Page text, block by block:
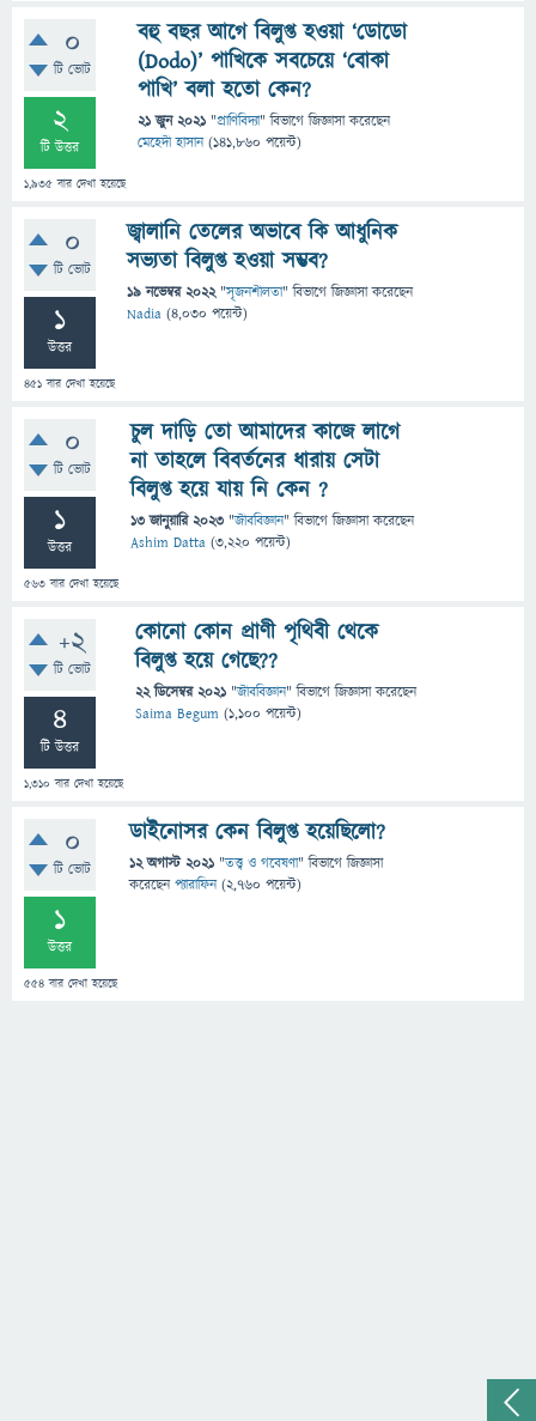
0
টি ভোট
2
টি উত্তর
1,935 বার দেখা হয়েছে
বহু বছর আগে বিলুপ্ত হওয়া ‘ডোডো
(Dodo)’ পাখিকে সবচেয়ে ‘বোকা
পাখি’ বলা হতো কেন?
21 জুন 2021 "প্রাণিবিদ্যা" বিভাগে জিজ্ঞাসাকরেছেন
মেহেদী হাসান (141,860 পয়েন্ট)
0
টি ভোট
1
উত্তর
451 বার দেখা হয়েছে
জ্বালানি তেলের অভাবে কি আধুনিক
সভ্যতা বিলুপ্ত হওয়া সম্ভব?
19 নভেম্বর 2022 "সৃজনশীলতা" বিভাগে জিজ্ঞাসাকরেছেন
Nadia (4,030 পয়েন্ট)
0
টি ভোট
1
উত্তর
563 বার দেখা হয়েছে
চুল দাড়ি তো আমাদের কাজে লাগে
না তাহলে বিবর্তনের ধারায় সেটা
বিলুপ্ত হয়ে যায় নি কেন ?
13 জানুয়ারি 2023 "জীববিজ্ঞান" বিভাগে জিজ্ঞাসাকরেছেন
Ashim Datta (3,220 পয়েন্ট)
+2
টি ভোট
4
টি উত্তর
1,310 বার দেখা হয়েছে
কোনো কোন প্রাণী পৃথিবী থেকে
বিলুপ্ত হয়ে গেছে??
22 ডিসেম্বর 2021 "জীববিজ্ঞান" বিভাগে জিজ্ঞাসাকরেছেন
Saima Begum (1,100 পয়েন্ট)
0
টি ভোট
1
উত্তর
554 বার দেখা হয়েছে
ডাইনোসর কেন বিলুপ্ত হয়েছিলো?
12 অগাস্ট 2021 "তত্ত্ব ও গবেষণা" বিভাগে জিজ্ঞাসা
করেছেনপ্যারাফিন (2,760 পয়েন্ট)